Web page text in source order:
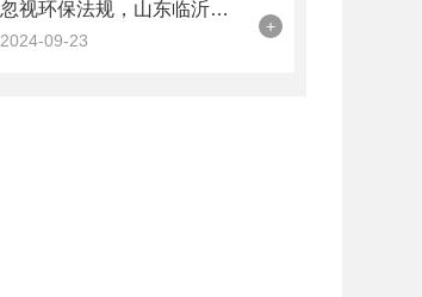
忽视环保法规，山东临沂某公司废气监测疏漏被罚15.5万！
2024-09-23
+